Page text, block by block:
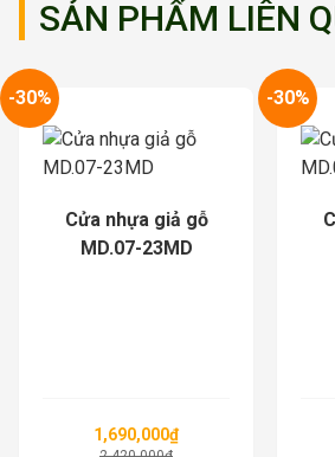
SẢN PHẨM LIÊN
-30%
Cửa nhựa giả gỗ
MD.07-23MD
1,690,000₫
-30%